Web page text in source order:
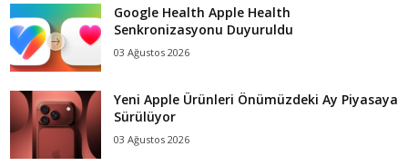
Google Health Apple Health
Senkronizasyonu Duyuruldu
03 Ağustos 2026
Yeni Apple Ürünleri Önümüzdeki Ay Piyasaya
Sürülüyor
03 Ağustos 2026